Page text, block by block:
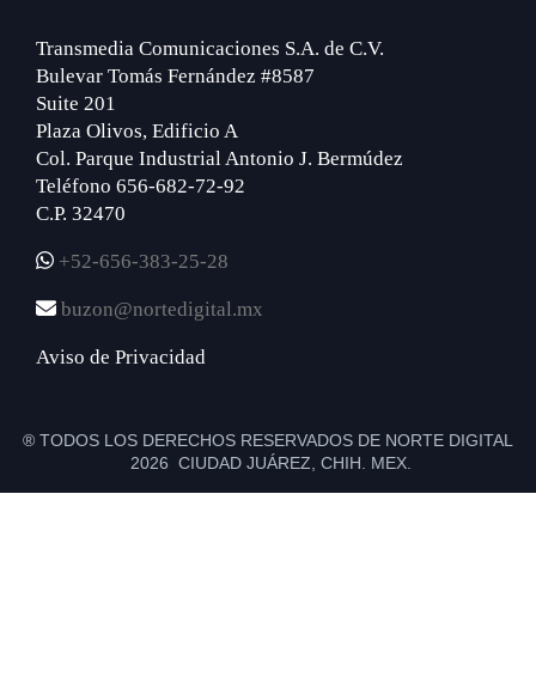
Transmedia Comunicaciones S.A. de C.V.
Bulevar Tomás Fernández #8587
Suite 201
Plaza Olivos, Edificio A
Col. Parque Industrial Antonio J. Bermúdez
Teléfono 656-682-72-92
C.P. 32470
+52-656-383-25-28
buzon@nortedigital.mx
Aviso de Privacidad
® TODOS LOS DERECHOS RESERVADOS DE NORTE DIGITAL
2026 CIUDAD JUÁREZ, CHIH. MEX.